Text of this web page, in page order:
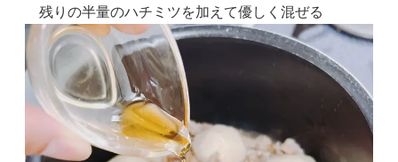
残りの半量のハチミツを加えて優しく混ぜる